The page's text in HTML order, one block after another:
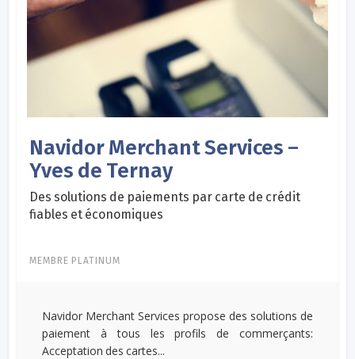
Navidor Merchant Services –
Yves de Ternay
Des solutions de paiements par carte de crédit
fiables et économiques
MEMBRE PLATINUM
Navidor Merchant Services propose des solutions de
paiement à tous les profils de commerçants:
Acceptation des cartes...